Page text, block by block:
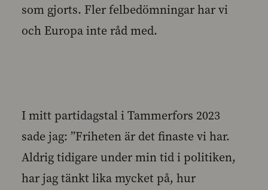
som gjorts. Fler felbedömningar har vi
och Europa inte råd med.
I mitt partidagstal i Tammerfors 2023
sade jag: ”Friheten är det finaste vi har.
Aldrig tidigare under min tid i politiken,
har jag tänkt lika mycket på, hur